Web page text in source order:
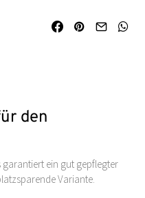
den
garantiert ein gut gepflegter
Variante.